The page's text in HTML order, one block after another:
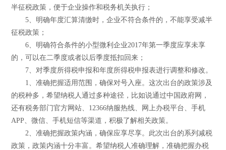
半征税政策，便于企业操作和税务机关执行；
5、明确年度汇算清缴时，企业不符合条件的，不能享受减半
征税政策；
6、明确符合条件的小型微利企业2017年第一季度应享未享
的，可以在二季度或者以后季度抵扣回来；
7、对季度所得税申报和年度所得税申报表进行调整和修改。
1、准确把握适用范围，确保对号入座。这次出台的政策涉及
的税种多，希望纳税人通过多种途径，比如说通过中国政府网，
还有税务部门官方网站、12366纳服热线、网上办税平台、手机
APP、微信、手机短信等渠道，积极了解相关政策。
2、准确把握政策内涵，确保应享尽享。此次出台的系列减税
政策，政策内涵十分丰富。希望纳税人准确理解，准确把握办税